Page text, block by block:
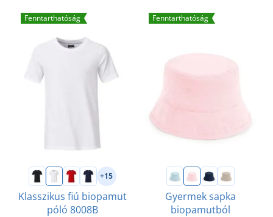
Fenntarthatóság
+15
Klasszikus fiú biopamut
póló 8008B
Fenntarthatóság
Gyermek sapka
biopamutból